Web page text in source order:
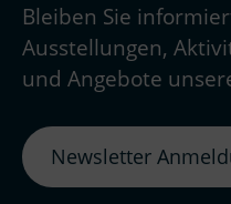
Bleiben Sie
Ausstellungen,
und Angebote
Newsletter